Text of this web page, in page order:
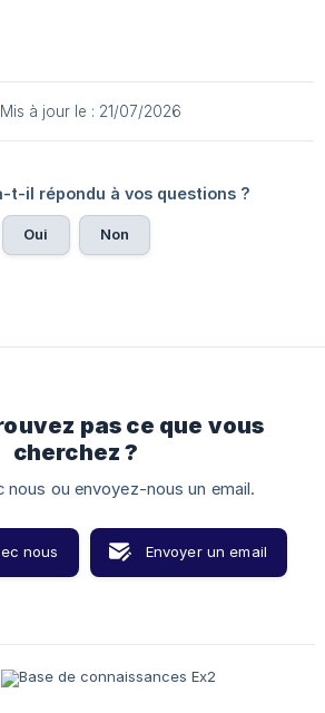
Mis à jour le : 21/07/2026
t-il répondu à vos questions ?
Oui Non
pas ce que vous
cherchez ?
nous ou envoyez-nous un email.
nous Envoyer un email